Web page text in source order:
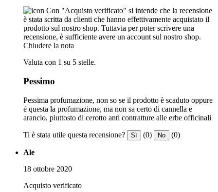
Con "Acquisto verificato" si intende che la recensione
è stata scritta da clienti che hanno effettivamente acquistato il
prodotto sul nostro shop. Tuttavia per poter scrivere una
recensione, è sufficiente avere un account sul nostro shop.
Chiudere la nota
Valuta con 1 su 5 stelle.
Pessimo
Pessima profumazione, non so se il prodotto è scaduto oppure
è questa la profumazione, ma non sa certo di cannella e
arancio, piuttosto di cerotto anti contratture alle erbe officinali
Ti è stata utile questa recensione? Sì (0) No (0)
Ale
18 ottobre 2020
Acquisto verificato